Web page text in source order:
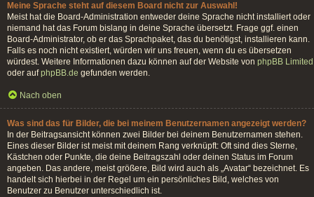
Meine Sprache steht auf diesem Board nicht zur Auswahl!
Meist hat die Board-Administration entweder deine Sprache nicht installiert oder
niemand hat das Forum bislang in deine Sprache übersetzt. Frage ggf. einen
Board-Administrator, ob er das Sprachpaket, das du benötigst, installieren kann.
Falls es noch nicht existiert, würden wir uns freuen, wenn du es übersetzen
würdest. Weitere Informationen dazu können auf der Website von phpBB Limited
oder aufphpBB.de gefunden werden.
Nach oben
Was sind das für Bilder, die bei meinem Benutzernamen angezeigt werden?
In der Beitragsansicht können zwei Bilder bei deinem Benutzernamen stehen.
Eines dieser Bilder ist meist mit deinem Rang verknüpft: Oft sind dies Sterne,
Kästchen oder Punkte, die deine Beitragszahl oder deinen Status im Forum
angeben. Das andere, meist größere, Bild wird auch als „Avatar“ bezeichnet. Es
handelt sich hierbei in der Regel um ein persönliches Bild, welches von
Benutzer zu Benutzer unterschiedlich ist.